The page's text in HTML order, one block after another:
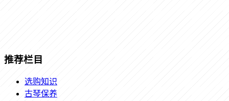
推荐栏目
选购知识
古琴保养